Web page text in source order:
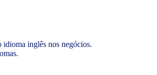
idioma inglês nos negócios.